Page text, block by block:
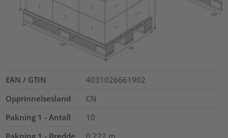
EAN / GTIN
4031026661902
Opprinnelsesland
CN
Pakning 1 - Antall
10